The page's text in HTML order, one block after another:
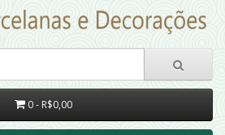
0 - R$0,00